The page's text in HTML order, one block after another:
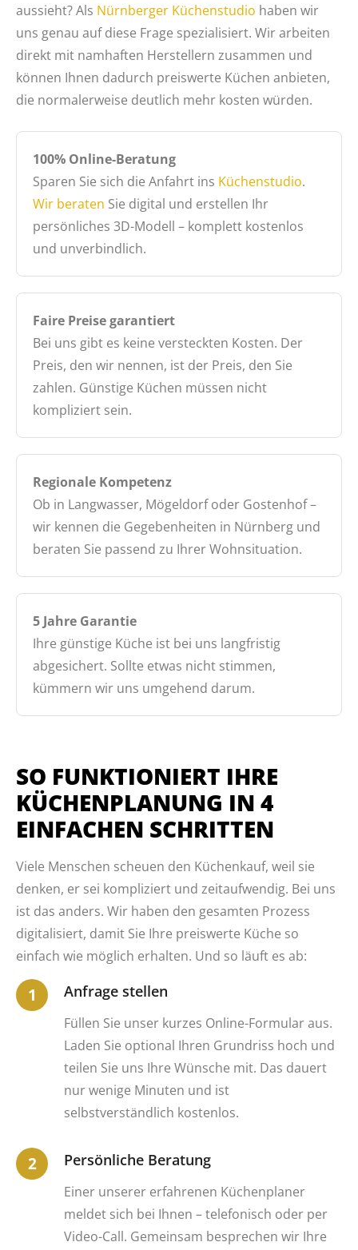
aussieht? Als Nürnberger Küchenstudio haben wir
uns genau auf diese Frage spezialisiert. Wir arbeiten
direkt mit namhaften Herstellern zusammen und
können Ihnen dadurch preiswerte Küchen anbieten,
die normalerweise deutlich mehr kosten würden.
100% Online-Beratung
Sparen Sie sich die Anfahrt ins Küchenstudio.
Wir beraten Sie digital und erstellen Ihr
persönliches 3D-Modell – komplett kostenlos
und unverbindlich.
Faire Preise garantiert
Bei uns gibt es keine versteckten Kosten. Der
Preis, den wir nennen, ist der Preis, den Sie
zahlen. Günstige Küchen müssen nicht
kompliziert sein.
Regionale Kompetenz
Ob in Langwasser, Mögeldorf oder Gostenhof –
wir kennen die Gegebenheiten in Nürnberg und
beraten Sie passend zu Ihrer Wohnsituation.
5 Jahre Garantie
Ihre günstige Küche ist bei uns langfristig
abgesichert. Sollte etwas nicht stimmen,
kümmern wir uns umgehend darum.
SO FUNKTIONIERT IHRE
KÜCHENPLANUNG IN 4
EINFACHEN SCHRITTEN
Viele Menschen scheuen den Küchenkauf, weil sie
denken, er sei kompliziert und zeitaufwendig. Bei uns
ist das anders. Wir haben den gesamten Prozess
digitalisiert, damit Sie Ihre preiswerte Küche so
einfach wie möglich erhalten. Und so läuft es ab:
Anfrage stellen
Füllen Sie unser kurzes Online-Formular aus.
Laden Sie optional Ihren Grundriss hoch und
teilen Sie uns Ihre Wünsche mit. Das dauert
nur wenige Minuten und ist
selbstverständlich kostenlos.
Persönliche Beratung
Einer unserer erfahrenen Küchenplaner
meldet sich bei Ihnen – telefonisch oder per
Video-Call. Gemeinsam besprechen wir Ihre